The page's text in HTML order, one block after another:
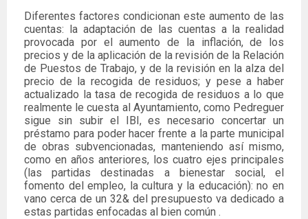
Diferentes factores condicionan este aumento de las
cuentas: la adaptación de las cuentas a la realidad
provocada por el aumento de la inflación, de los
precios y de la aplicación de la revisión de la Relación
de Puestos de Trabajo, y de la revisión en la alza del
precio de la recogida de residuos; y pese a haber
actualizado la tasa de recogida de residuos a lo que
realmente le cuesta al Ayuntamiento, como Pedreguer
sigue sin subir el IBI, es necesario concertar un
préstamo para poder hacer frente a la parte municipal
de obras subvencionadas, manteniendo así mismo,
como en años anteriores, los cuatro ejes principales
(las partidas destinadas a bienestar social, el
fomento del empleo, la cultura y la educación): no en
vano cerca de un 32& del presupuesto va dedicado a
estas partidas enfocadas al bien común .